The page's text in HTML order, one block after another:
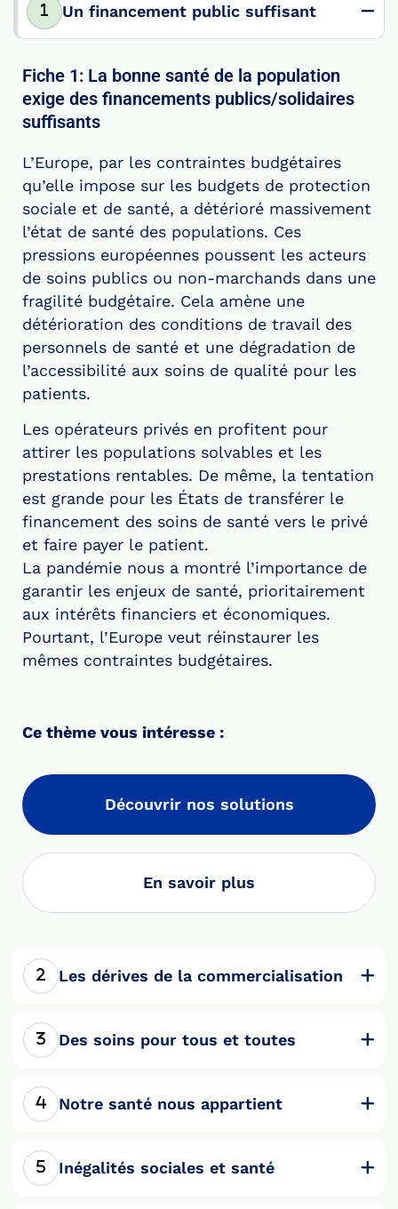
Un financement public suffisant
Fiche 1: La bonne santé de la population
exige des financements publics/solidaires
suffisants
L’Europe, par les contraintes budgétaires
qu’elle impose sur les budgets de protection
sociale et de santé, a détérioré massivement
l’état de santé des populations. Ces
pressions européennes poussent les acteurs
de soins publics ou non-marchands dans une
fragilité budgétaire. Cela amène une
détérioration des conditions de travail des
personnels de santé et une dégradation de
l’accessibilité aux soins de qualité pour les
patients.
Les opérateurs privés en profitent pour
attirer les populations solvables et les
prestations rentables. De même, la tentation
est grande pour les États de transférer le
financement des soins de santé vers le privé
et faire payer le patient.
La pandémie nous a montré l’importance de
garantir les enjeux de santé, prioritairement
aux intérêts financiers et économiques.
Pourtant, l’Europe veut réinstaurer les
mêmes contraintes budgétaires.
Ce thème vous intéresse :
Découvrir nos solutions
En savoir plus
Les dérives de la commercialisation
Des soins pour tous et toutes
Notre santé nous appartient
Inégalités sociales et santé